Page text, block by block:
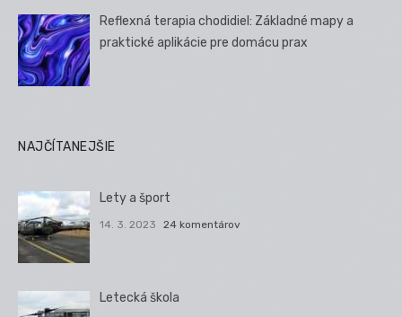
Reflexná terapia chodidiel: Základné mapy a
praktické aplikácie pre domácu prax
NAJČÍTANEJŠIE
Lety a šport
14. 3. 2023 24 komentárov
Letecká škola